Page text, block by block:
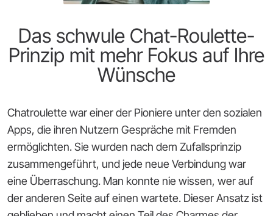
Das schwule Chat-Roulette-
Prinzip mit mehr Fokus auf Ihre
Wünsche
Chatroulette war einer der Pioniere unter den sozialen
Apps, die ihren Nutzern Gespräche mit Fremden
ermöglichten. Sie wurden nach dem Zufallsprinzip
zusammengeführt, und jede neue Verbindung war
eine Überraschung. Man konnte nie wissen, wer auf
der anderen Seite auf einen wartete. Dieser Ansatz ist